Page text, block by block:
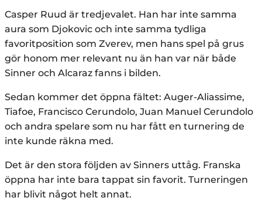
Casper Ruud är tredjevalet. Han har inte samma
aura som Djokovic och inte samma tydliga
favoritposition som Zverev, men hans spel på grus
gör honom mer relevant nu än han var när både
Sinner och Alcaraz fanns i bilden.
Sedan kommer det öppna fältet: Auger-Aliassime,
Tiafoe, Francisco Cerundolo, Juan Manuel Cerundolo
och andra spelare som nu har fått en turnering de
inte kunde räkna med.
Det är den stora följden av Sinners uttåg. Franska
öppna har inte bara tappat sin favorit. Turneringen
har blivit något helt annat.